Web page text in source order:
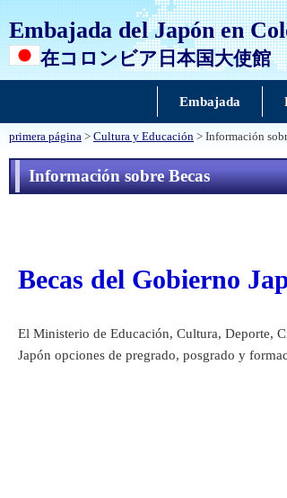
Embajada del Japón en
在コロンビア日本国大使館
Embajada
primera página > Cultura y Educación > Información
Información sobre Becas
Becas del Gobierno
El Ministerio de Educación, Cultura, Deporte,
Japón opciones de pregrado, posgrado y